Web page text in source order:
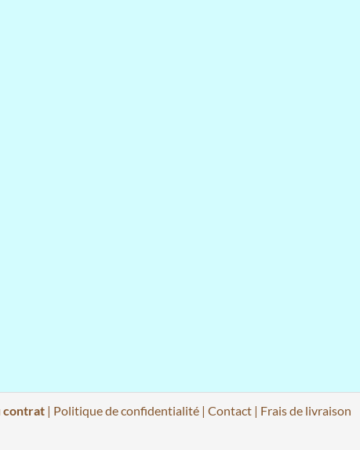
contrat | Politique de confidentialité | Contact | Frais de livraison